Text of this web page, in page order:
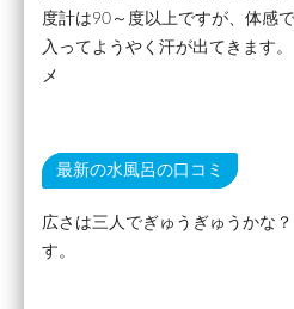
度計は90～度以上ですが、体感
入ってようやく汗が出てきます
メ
最新の水風呂の口コミ
広さは三人でぎゅうぎゅうかな
す。